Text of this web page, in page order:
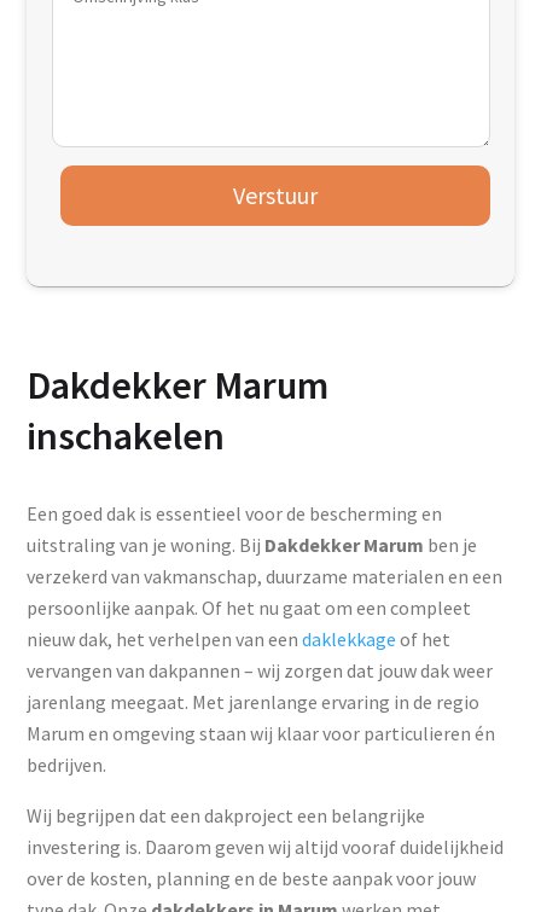
Verstuur
Dakdekker Marum
inschakelen
Een goed dak is essentieel voor de bescherming en
uitstraling van je woning. Bij Dakdekker Marum ben je
verzekerd van vakmanschap, duurzame materialen en een
persoonlijke aanpak. Of het nu gaat om een compleet
nieuw dak, het verhelpen van eendaklekkage of het
vervangen van dakpannen – wij zorgen dat jouw dak weer
jarenlang meegaat. Met jarenlange ervaring in de regio
Marum en omgeving staan wij klaar voor particulieren én
bedrijven.
Wij begrijpen dat een dakproject een belangrijke
investering is. Daarom geven wij altijd vooraf duidelijkheid
over de kosten, planning en de beste aanpak voor jouw